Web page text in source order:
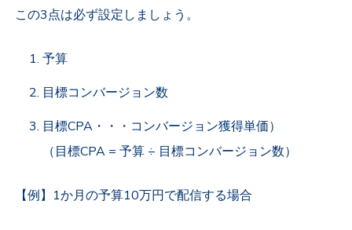
この3点は必ず設定しましょう。
予算
目標コンバージョン数
目標CPA・・・コンバージョン獲得単価）
（目標CPA = 予算 ÷ 目標コンバージョン数）
【例】1か月の予算10万円で配信する場合